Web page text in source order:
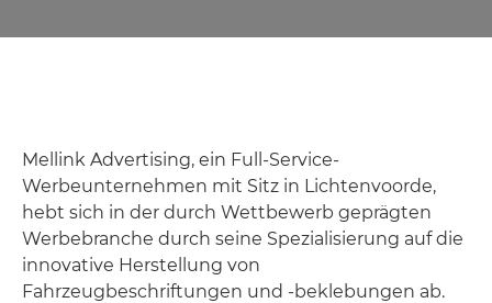
Mellink Advertising, ein Full-Service-
Werbeunternehmen mit Sitz in Lichtenvoorde,
hebt sich in der durch Wettbewerb geprägten
Werbebranche durch seine Spezialisierung auf die
innovative Herstellung von
Fahrzeugbeschriftungen und -beklebungen ab.